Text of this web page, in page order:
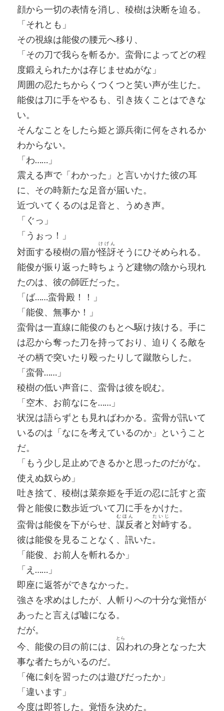
顔から一切の表情を消し、稜樹は決断を迫る。
「それとも」
その視線は能俊の腰元へ移り、
「その刀で我らを斬るか。蛮骨によってどの程
度鍛えられたかは存じませぬがな」
周囲の忍たちからくつくつと笑い声が生じた。
能俊は刀に手をやるも、引き抜くことはできな
い。
そんなことをしたら姫と源兵衛に何をされるか
わからない。
「わ……」
震える声で「わかった」と言いかけた彼の耳
に、その時新たな足音が届いた。
近づいてくるのは足音と、うめき声。
「ぐっ」
「うぉっ！」
対面する稜樹の眉が怪訝
けげん
そうにひそめられる。
能俊が振り返った時ちょうど建物の陰から現れ
たのは、彼の師匠だった。
「ば……蛮骨殿！！」
「能俊、無事か！」
蛮骨は一直線に能俊のもとへ駆け抜ける。手に
は忍から奪った刀を持っており、迫りくる敵を
その柄で突いたり殴ったりして蹴散らした。
「蛮骨……」
稜樹の低い声音に、蛮骨は彼を睨む。
「空木、お前なにを……」
状況は語らずとも見ればわかる。蛮骨が訊いて
いるのは「なにを考えているのか」ということ
だ。
「もう少し足止めできるかと思ったのだがな。
使えぬ奴らめ」
吐き捨て、稜樹は菜奈姫を手近の忍に託すと蛮
骨と能俊に数歩近づいて刀に手をかけた。
蛮骨は能俊を下がらせ、 謀反
むほん
者と 対峙
たいじ
する。
彼は能俊を見ることなく、訊いた。
「能俊、お前人を斬れるか」
「え……」
即座に返答ができなかった。
強さを求めはしたが、人斬りへの十分な覚悟が
あったと言えば嘘になる。
だが。
今、能俊の目の前には、 囚
とら
われの身となった大
事な者たちがいるのだ。
「俺に剣を習ったのは遊びだったか」
「違います」
今度は即答した。覚悟を決めた。